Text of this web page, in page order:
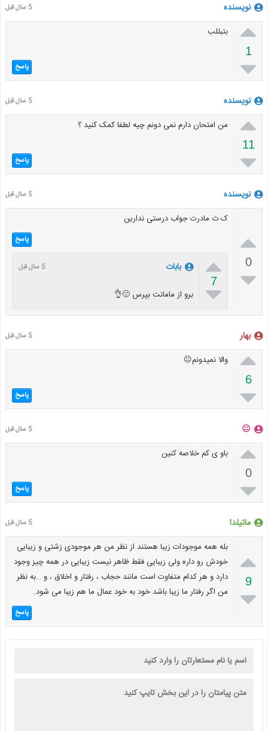
نویسنده 5 سال قبل

1

بتبللب
پاسخ
نویسنده 5 سال قبل

11

من امتحان دارم نمی دونم چیه لطفا کمک کنید ؟
پاسخ
نویسنده 5 سال قبل

0

ک ث مادرت جواب درستی ندارین
پاسخ

7

بابات 5 سال قبل
برو از مامانت بپرس 🙂👌
بهار 5 سال قبل

6

والا نمیدونم😐
پاسخ
😐 5 سال قبل

0

باو ی کم خلاصه کنین
پاسخ
ماتیلدا 5 سال قبل

9

بله همه موجودات زیبا هستند از نظر من هر موجودی زشتی و زیبایی
خودش رو داره ولی زیبایی فقط ظاهر نیست زیبایی در همه چیز وجود
دارد و هر کدام متفاوت است مانند حجاب ، رفتار و اخلاق ، و …به نظر
من اگر رفتار ما زیبا باشد خود به خود عمال ما هم زیبا می شود.
پاسخ